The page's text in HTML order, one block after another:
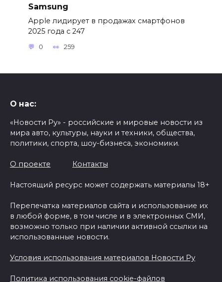
Samsung
Apple лидирует в продажах смартфонов
2025 года с 247
0 259
О нас:
«Новости Ру» - российские и мировые новости из
мира авто, культуры, науки и техники, общества,
политики, спорта, шоу-бизнеса, экономики.
О проекте Контакты
Настоящий ресурс может содержать материалы 18+
Перепечатка материалов сайта и использование их
в любой форме, в том числе и в электронных СМИ,
возможно только при наличии активной ссылки на
использованные новости.
Условия использования материалов Новости Ру
Политика использования cookie-файлов